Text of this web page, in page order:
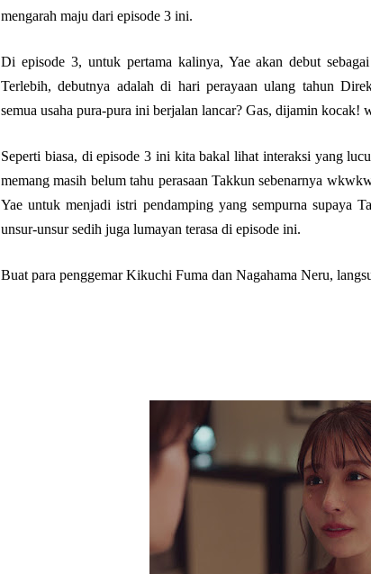
mengarah maju dari episode 3 ini.
Di episode 3, untuk pertama kalinya, Yae akan debut
Terlebih, debutnya adalah di hari perayaan ulang tahun
semua usaha pura-pura ini berjalan lancar? Gas, dijamin kocak!
Seperti biasa, di episode 3 ini kita bakal lihat interaksi yang
memang masih belum tahu perasaan Takkun sebenarnya
Yae untuk menjadi istri pendamping yang sempurna supaya
unsur-unsur sedih juga lumayan terasa di episode ini.
Buat para penggemar Kikuchi Fuma dan Nagahama Neru,